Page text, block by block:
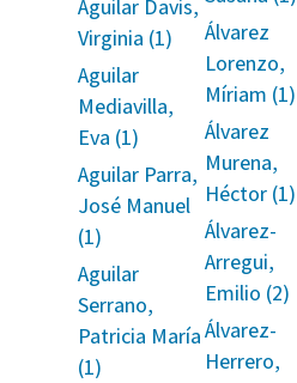
Aguilar Davis,
Virginia (1)
Aguilar
Mediavilla,
Eva (1)
Aguilar Parra,
José Manuel
(1)
Aguilar
Serrano,
Patricia María
(1)
Álvarez
Lorenzo,
Míriam (1)
Álvarez
Murena,
Héctor (1)
Álvarez-
Arregui,
Emilio (2)
Álvarez-
Herrero,